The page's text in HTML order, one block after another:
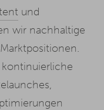
und
wir nachhaltige
kontinuierliche